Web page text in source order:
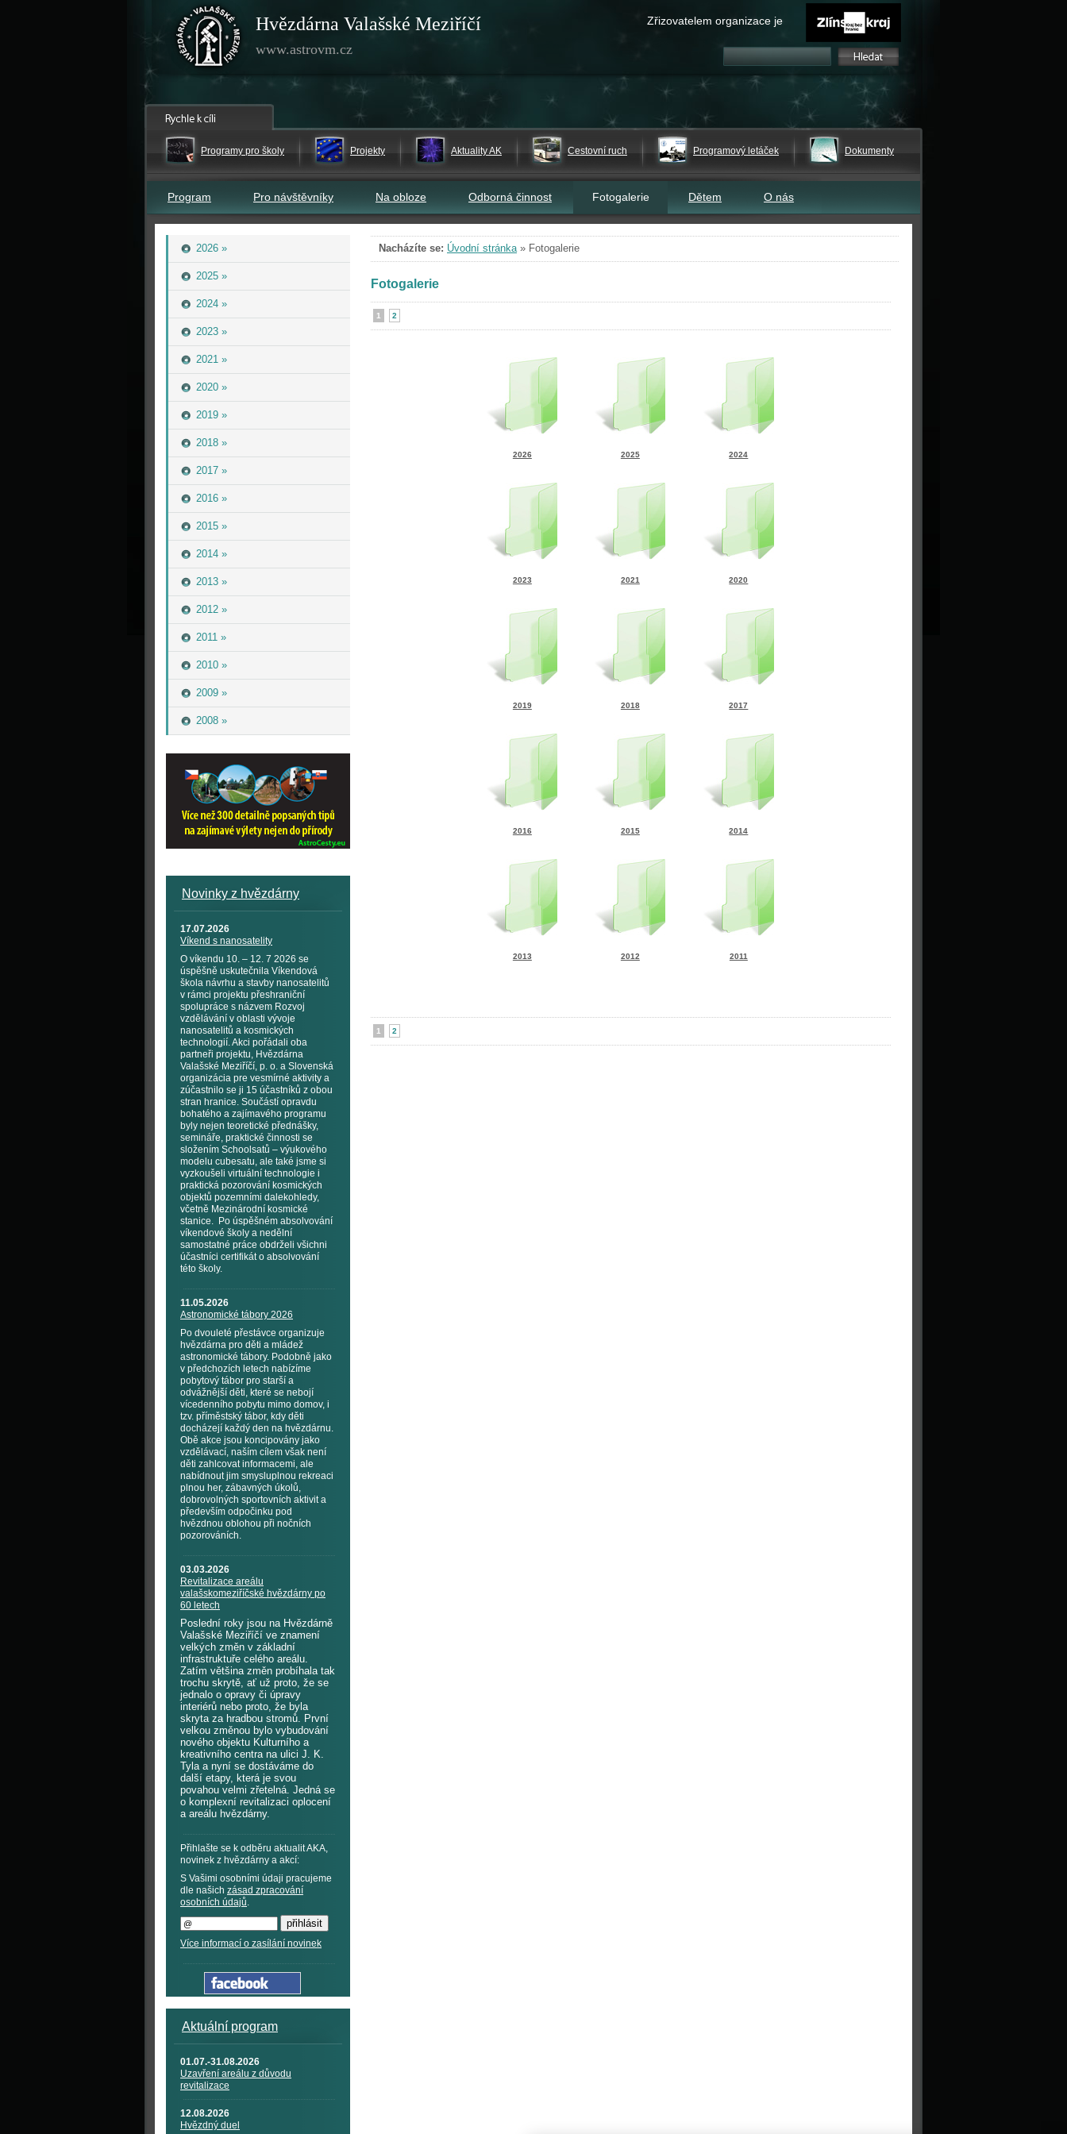
Hvězdárna Valašské Meziříčí
www.astrovm.cz
Zřizovatelem organizace je
Programy pro školy Projekty Aktuality AK Cestovní ruch Programový letáček Dokumenty
Program Pro návštěvníky Na obloze Odborná činnost Fotogalerie Dětem O nás
2026 »
2025 »
2024 »
2023 »
2021 »
2020 »
2019 »
2018 »
2017 »
2016 »
2015 »
2014 »
2013 »
2012 »
2011 »
2010 »
2009 »
2008 »
Novinky z hvězdárny
17.07.2026
Víkend s nanosatelity
O víkendu 10. – 12. 7 2026 se
úspěšně uskutečnila Víkendová
škola návrhu a stavby nanosatelitů
v rámci projektu přeshraniční
spolupráce s názvem Rozvoj
vzdělávání v oblasti vývoje
nanosatelitů a kosmických
technologií. Akci pořádali oba
partneři projektu, Hvězdárna
Valašské Meziříčí, p. o. a Slovenská
organizácia pre vesmírné aktivity a
zúčastnilo se ji 15 účastníků z obou
stran hranice. Součástí opravdu
bohatého a zajímavého programu
byly nejen teoretické přednášky,
semináře, praktické činnosti se
složením Schoolsatů – výukového
modelu cubesatu, ale také jsme si
vyzkoušeli virtuální technologie i
praktická pozorování kosmických
objektů pozemními dalekohledy,
včetně Mezinárodní kosmické
stanice. Po úspěšném absolvování
víkendové školy a nedělní
samostatné práce obdrželi všichni
účastníci certifikát o absolvování
této školy.
11.05.2026
Astronomické tábory 2026
Po dvouleté přestávce organizuje
hvězdárna pro děti a mládež
astronomické tábory. Podobně jako
v předchozích letech nabízíme
pobytový tábor pro starší a
odvážnější děti, které se nebojí
vícedenního pobytu mimo domov, i
tzv. příměstský tábor, kdy děti
docházejí každý den na hvězdárnu.
Obě akce jsou koncipovány jako
vzdělávací, naším cílem však není
děti zahlcovat informacemi, ale
nabídnout jim smysluplnou rekreaci
plnou her, zábavných úkolů,
dobrovolných sportovních aktivit a
především odpočinku pod
hvězdnou oblohou při nočních
pozorováních.
03.03.2026
Revitalizace areálu
valašskomeziříčské hvězdárny po
60 letech
Poslední roky jsou na Hvězdárně
Valašské Meziříčí ve znamení
velkých změn v základní
infrastruktuře celého areálu.
Zatím většina změn probíhala tak
trochu skrytě, ať už proto, že se
jednalo o opravy či úpravy
interiérů nebo proto, že byla
skryta za hradbou stromů. První
velkou změnou bylo vybudování
nového objektu Kulturního a
kreativního centra na ulici J. K.
Tyla a nyní se dostáváme do
další etapy, která je svou
povahou velmi zřetelná. Jedná se
o komplexní revitalizaci oplocení
a areálu hvězdárny.
Přihlašte se k odběru aktualit AKA,
novinek z hvězdárny a akcí:
S Vašimi osobními údaji pracujeme
dle našich zásad zpracování
osobních údajů.
Více informací o zasílání novinek
Aktuální program
01.07.-31.08.2026
Uzavření areálu z důvodu
revitalizace
12.08.2026
Hvězdný duel
Nacházíte se: Úvodní stránka» Fotogalerie
Fotogalerie
1 2
2026 2025 2024
2023 2021 2020
2019 2018 2017
2016 2015 2014
2013 2012 2011
1 2